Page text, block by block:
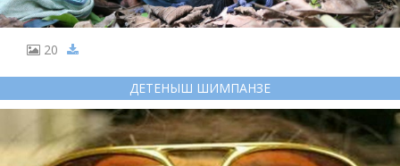
20
ДЕТЕНЫШ ШИМПАНЗЕ